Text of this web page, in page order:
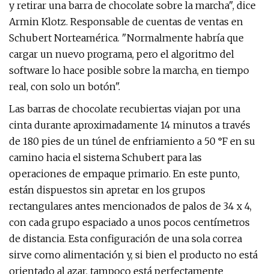
y retirar una barra de chocolate sobre la marcha", dice
Armin Klotz. Responsable de cuentas de ventas en
Schubert Norteamérica. "Normalmente habría que
cargar un nuevo programa, pero el algoritmo del
software lo hace posible sobre la marcha, en tiempo
real, con solo un botón".
Las barras de chocolate recubiertas viajan por una
cinta durante aproximadamente 14 minutos a través
de 180 pies de un túnel de enfriamiento a 50 °F en su
camino hacia el sistema Schubert para las
operaciones de empaque primario. En este punto,
están dispuestos sin apretar en los grupos
rectangulares antes mencionados de palos de 34 x 4,
con cada grupo espaciado a unos pocos centímetros
de distancia. Esta configuración de una sola correa
sirve como alimentación y, si bien el producto no está
orientado al azar, tampoco está perfectamente